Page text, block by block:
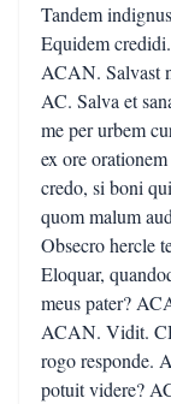
Tandem
Equidem
ACAN. Salvast
AC. Salva et
me per urbem
ex ore
credo, si boni
quom malum
Obsecro hercle
Eloquar,
meus pater?
ACAN. Vidit.
rogo responde.
potuit videre?